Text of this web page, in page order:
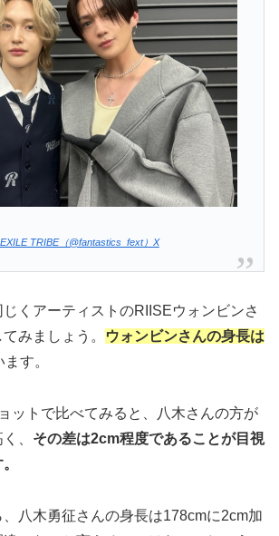
TRIBE（@fantastics_fext）X
くアーティストのRIISEウォンビンさ
みましょう。
ウォンビンさんの身長は
す。
ットで比べてみると、八木さんの方が
、 その差は2cm程度であることが目視
八木勇征さんの身長は178cmに2cm加